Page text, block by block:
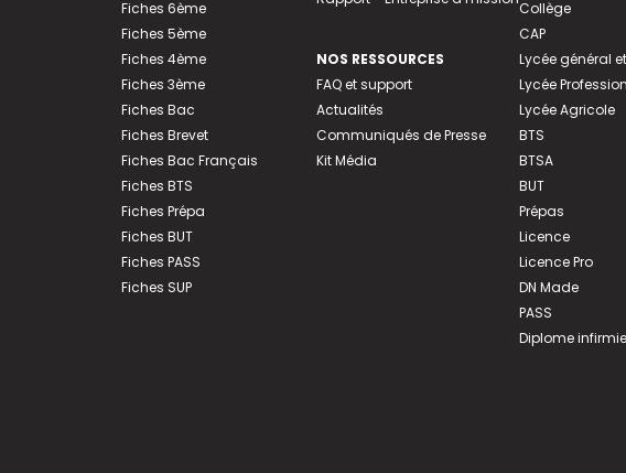
Fiches 6ème
Fiches 5ème
Fiches 4ème
Fiches 3ème
Fiches Bac
Fiches Brevet
Fiches Bac Français
Fiches BTS
Fiches Prépa
Fiches BUT
Fiches PASS
Fiches SUP
NOS RESSOURCES
FAQ et support
Actualités
Communiqués de Presse
Kit Média
Collège
CAP
Lycée général
Lycée
Lycée Agricole
BTS
BTSA
BUT
Prépas
Licence
Licence Pro
DN Made
PASS
Diplome